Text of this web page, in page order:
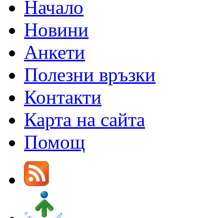
Начало
Новини
Анкети
Полезни връзки
Контакти
Карта на сайта
Помощ